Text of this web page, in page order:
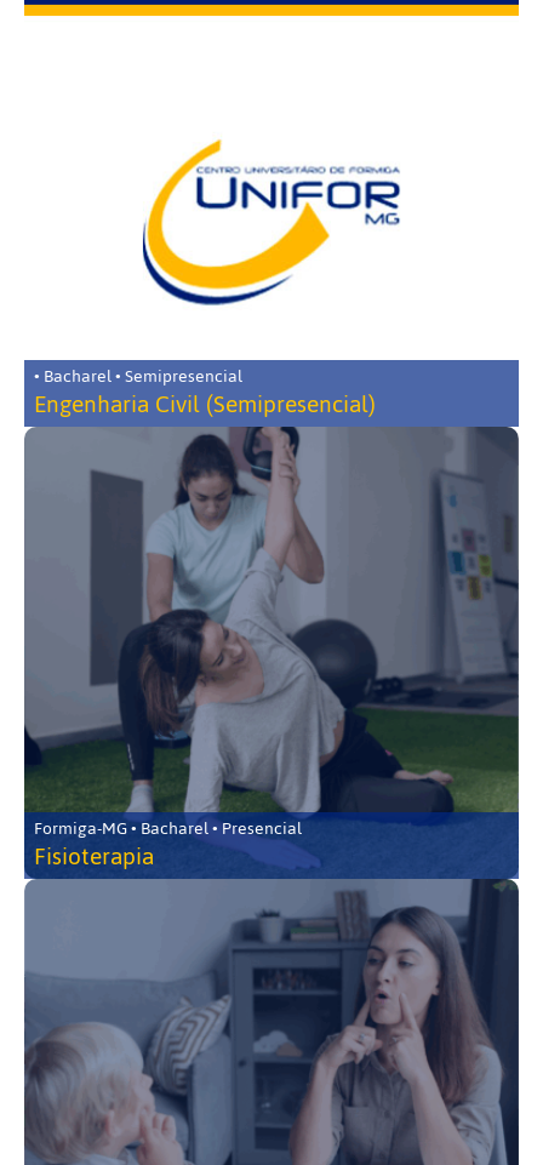
• Bacharel • Semipresencial
Engenharia Civil (Semipresencial)
Formiga-MG • Bacharel • Presencial
Fisioterapia